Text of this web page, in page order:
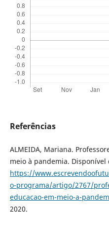
Referências
ALMEIDA, Mariana.
meio à pandemia. Disponível
https://
o-programa/artigo/2767/
educacao-em-meio-a-
2020.